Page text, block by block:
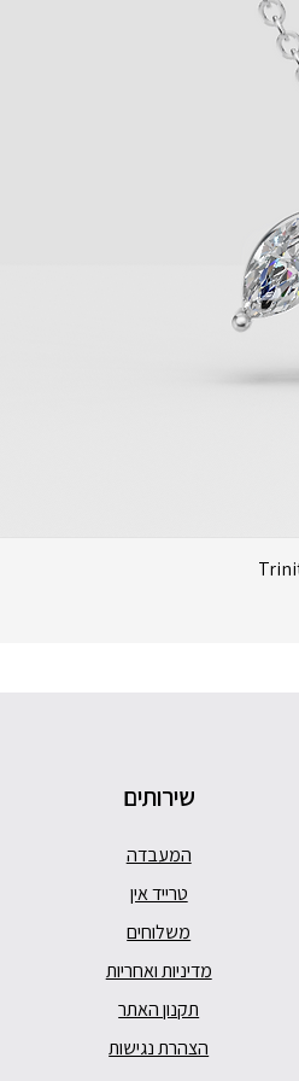
שירותים
המעבדה
טרייד אין
משלוחים
מדיניות ואחריות
תקנון האתר
הצהרת נגישות